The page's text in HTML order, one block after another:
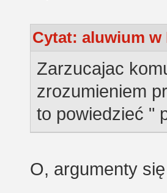
Cytat: aluwium w
Zarzucajac
zrozumieniem
to powiedzieć "
O, argumenty